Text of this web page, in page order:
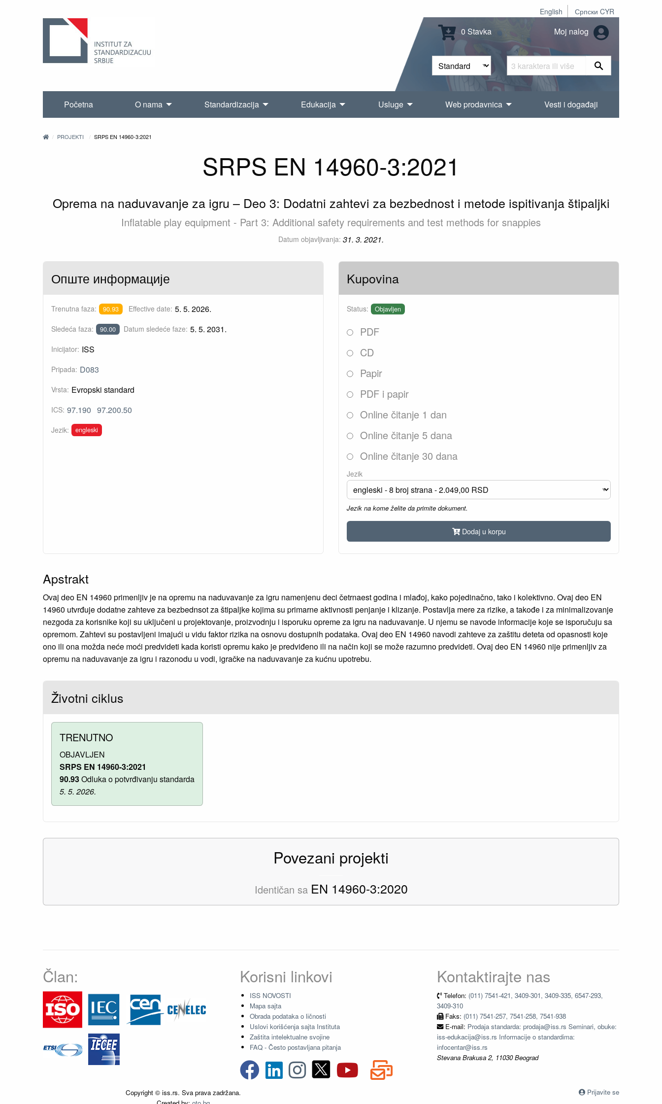
English Српски CYR
0 Stavka Moj nalog
Početna O nama Standardizacija Edukacija Usluge Web prodavnica Vesti i događaji
PROJEKTI SRPS EN 14960-3:2021
SRPS EN 14960-3:2021
Oprema na naduvavanje za igru – Deo 3: Dodatni zahtevi za bezbednost i metode ispitivanja štipaljki
Inflatable play equipment - Part 3: Additional safety requirements and test methods for snappies
Datum objavljivanja: 31. 3. 2021.
Опште информације
Trenutna faza: 90.93 Effective date: 5. 5. 2026.
Sledeća faza: 90.00 Datum sledeće faze: 5. 5. 2031.
Inicijator: ISS
Pripada: D083
Vrsta: Evropski standard
ICS: 97.190 97.200.50
Jezik: engleski
Kupovina
Status: Objavljen
PDF
CD
Papir
PDF i papir
Online čitanje 1 dan
Online čitanje 5 dana
Online čitanje 30 dana
Jezik
Jezik na kome želite da primite dokument.
Dodaj u korpu
Apstrakt
Ovaj deo EN 14960 primenljiv je na opremu na naduvavanje za igru namenjenu deci četrnaest godina i mlađoj, kako pojedinačno, tako i kolektivno. Ovaj deo EN
14960 utvrđuje dodatne zahteve za bezbednsot za štipaljke kojima su primarne aktivnosti penjanje i klizanje. Postavlja mere za rizike, a takođe i za minimalizovanje
nezgoda za korisnike koji su uključeni u projektovanje, proizvodnju i isporuku opreme za igru na naduvavanje. U njemu se navode informacije koje se isporučuju sa
opremom. Zahtevi su postavljeni imajući u vidu faktor rizika na osnovu dostupnih podataka. Ovaj deo EN 14960 navodi zahteve za zaštitu deteta od opasnosti koje
ono ili ona možda neće moći predvideti kada koristi opremu kako je predviđeno ili na način koji se može razumno predvideti. Ovaj deo EN 14960 nije primenljiv za
opremu na naduvavanje za igru i razonodu u vodi, igračke na naduvavanje za kućnu upotrebu.
Životni ciklus
TRENUTNO
OBJAVLJEN
SRPS EN 14960-3:2021
90.93Odluka o potvrđivanju standarda
5. 5. 2026.
Povezani projekti
Identičan sa EN 14960-3:2020
Član: Korisni linkovi
ISS NOVOSTI
Mapa sajta
Obrada podataka o ličnosti
Uslovi korišćenja sajta Instituta
Zaštita intelektualne svojine
FAQ - Često postavljana pitanja
Kontaktirajte nas
Telefon: (011) 7541-421, 3409-301, 3409-335, 6547-293,
3409-310
Faks: (011) 7541-257, 7541-258, 7541-938
E-mail: Prodaja standarda: prodaja@iss.rs Seminari, obuke:
iss-edukacija@iss.rs Informacije o standardima:
infocentar@iss.rs
Stevana Brakusa 2, 11030 Beograd
Copyright © iss.rs. Sva prava zadržana.
Prijavite se